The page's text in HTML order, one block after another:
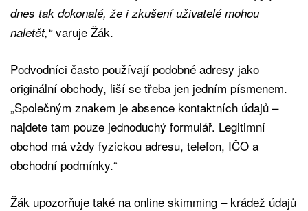
dnes tak dokonalé, že i zkušení uživatelé mohou
naletět,“varuje Žák.
Podvodníci často používají podobné adresy jako
originální obchody, liší se třeba jen jedním písmenem.
„Společným znakem je absence kontaktních údajů –
najdete tam pouze jednoduchý formulář. Legitimní
obchod má vždy fyzickou adresu, telefon, IČO a
obchodní podmínky.“
Žák upozorňuje také na online skimming – krádež údajů